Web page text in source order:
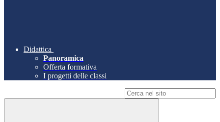
Didattica
Panoramica
Offerta formativa
I progetti delle classi